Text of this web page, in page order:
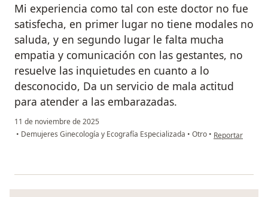
Mi experiencia como tal con este doctor no fue
satisfecha, en primer lugar no tiene modales no
saluda, y en segundo lugar le falta mucha
empatia y comunicación con las gestantes, no
resuelve las inquietudes en cuanto a lo
desconocido, Da un servicio de mala actitud
para atender a las embarazadas.
11 de noviembre de 2025
• Demujeres Ginecología y Ecografía Especializada • Otro • en opinión del
Reportar